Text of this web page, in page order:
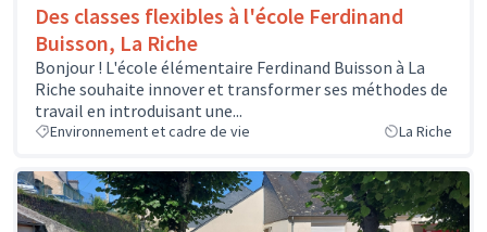
Des classes flexibles à l'école Ferdinand
Buisson, La Riche
Bonjour ! L'école élémentaire Ferdinand Buisson à La
Riche souhaite innover et transformer ses méthodes de
travail en introduisant une...
Environnement et cadre de vie La Riche